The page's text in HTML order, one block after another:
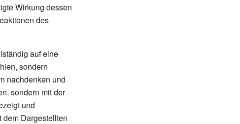
Wirkung dessen
des
auf eine
sondern
nachdenken und
sondern mit der
und
dem Dargestellten